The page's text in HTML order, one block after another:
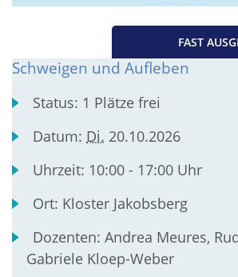
FAST
Schweigen und Aufleben
Status: 1 Plätze frei
Datum: Di. 20.10.2026
Uhrzeit: 10:00 - 17:00 Uhr
Ort: Kloster Jakobsberg
Dozenten:Andrea Meures,
Gabriele Kloep-Weber